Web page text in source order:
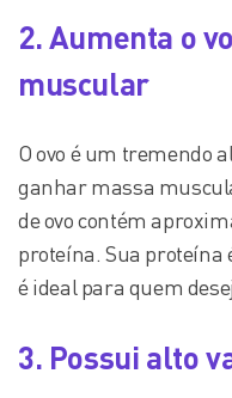
2. Aumenta o
muscular
O ovo é um tremendo
ganhar massa
de ovo contém
proteína. Sua proteína
é ideal para quem
3. Possui alto